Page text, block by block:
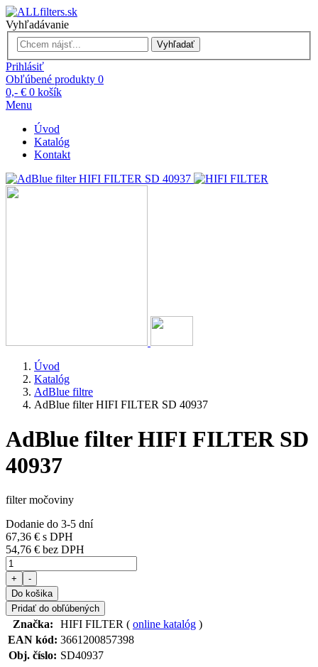
Vyhľadávanie
Vyhľadať
Prihlásiť
Obľúbené produkty 0
0,- € 0 košík
Menu
Úvod
Katalóg
Kontakt
Úvod
Katalóg
AdBlue filtre
AdBlue filter HIFI FILTER SD 40937
AdBlue filter HIFI FILTER SD
40937
filter močoviny
Dodanie do 3-5 dní
67,36 € s DPH
54,76 € bez DPH
+
-
Do košika
Pridať do obľúbených
Značka: HIFI FILTER ( online katalóg )
EAN kód: 3661200857398
Obj. číslo: SD40937